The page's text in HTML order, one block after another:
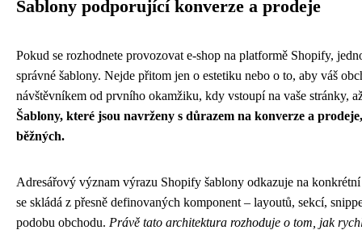
Šablony podporující konverze a prodeje
Pokud se rozhodnete provozovat e-shop na platformě Shopify,
správné šablony. Nejde přitom jen o estetiku nebo o to, aby váš
návštěvníkem od prvního okamžiku, kdy vstoupí na vaše stránky,
Šablony, které jsou navrženy s důrazem na konverze a
běžných.
Adresářový význam výrazu Shopify šablony odkazuje na
se skládá z přesně definovaných komponent – layoutů, sekcí,
podobu obchodu. Právě tato architektura rozhoduje o tom, jak